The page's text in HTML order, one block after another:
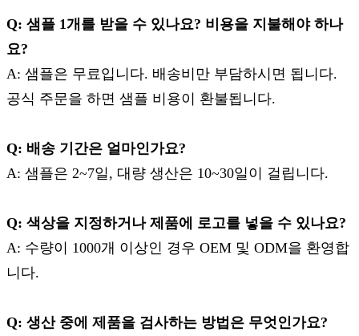
Q: 샘플 1개를 받을 수 있나요? 비용을 지불해야 하나
요?
A: 샘플은 무료입니다. 배송비만 부담하시면 됩니다.
공식 주문을 하면 샘플 비용이 환불됩니다.
Q: 배송 기간은 얼마인가요?
A: 샘플은 2~7일, 대량 생산은 10~30일이 걸립니다.
Q: 색상을 지정하거나 제품에 로고를 넣을 수 있나요?
A: 수량이 1000개 이상인 경우 OEM 및 ODM을 환영합
니다.
Q: 생산 중에 제품을 검사하는 방법은 무엇인가요?